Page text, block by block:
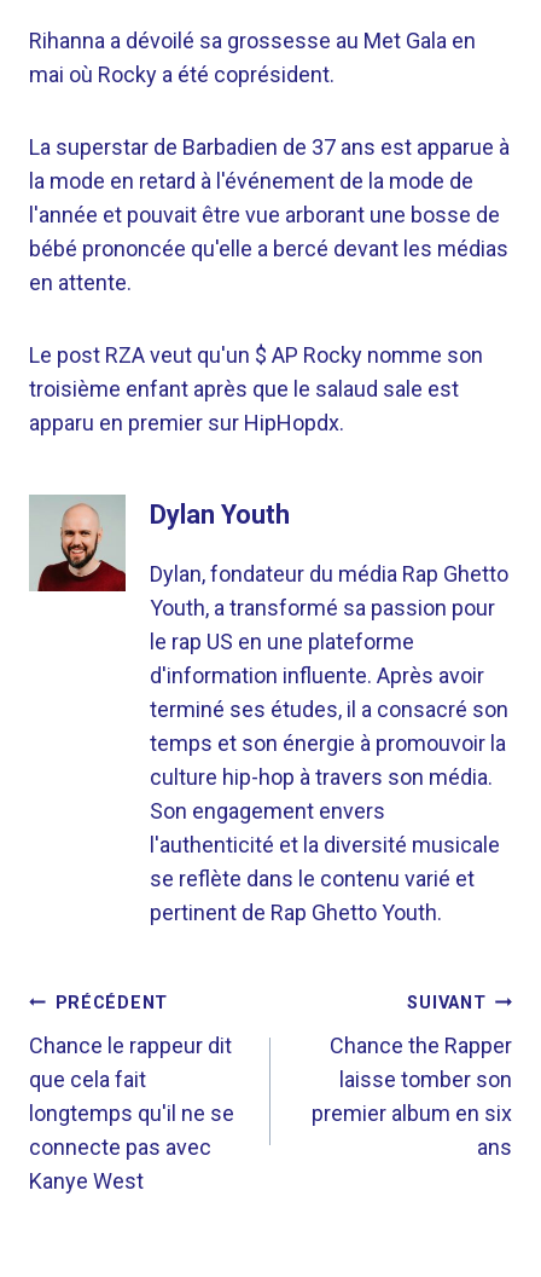
Rihanna a dévoilé sa grossesse au Met Gala en
mai où Rocky a été coprésident.
La superstar de Barbadien de 37 ans est apparue à
la mode en retard à l'événement de la mode de
l'année et pouvait être vue arborant une bosse de
bébé prononcée qu'elle a bercé devant les médias
en attente.
Le post RZA veut qu'un $ AP Rocky nomme son
troisième enfant après que le salaud sale est
apparu en premier sur HipHopdx.
Dylan Youth
Dylan, fondateur du média Rap Ghetto
Youth, a transformé sa passion pour
le rap US en une plateforme
d'information influente. Après avoir
terminé ses études, il a consacré son
temps et son énergie à promouvoir la
culture hip-hop à travers son média.
Son engagement envers
l'authenticité et la diversité musicale
se reflète dans le contenu varié et
pertinent de Rap Ghetto Youth.
NAVIGATION
DE
L’ARTICLE
PRÉCÉDENT
Chance le rappeur dit
que cela fait
longtemps qu'il ne se
connecte pas avec
Kanye West
SUIVANT
Chance the Rapper
laisse tomber son
premier album en six
ans